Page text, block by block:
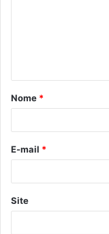
á
r
*
Nome *
E-mail *
Site